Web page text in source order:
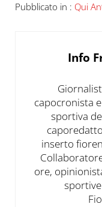
Pubblicato in : Qui
Info
capocronista
sportiva
inserto
ore,